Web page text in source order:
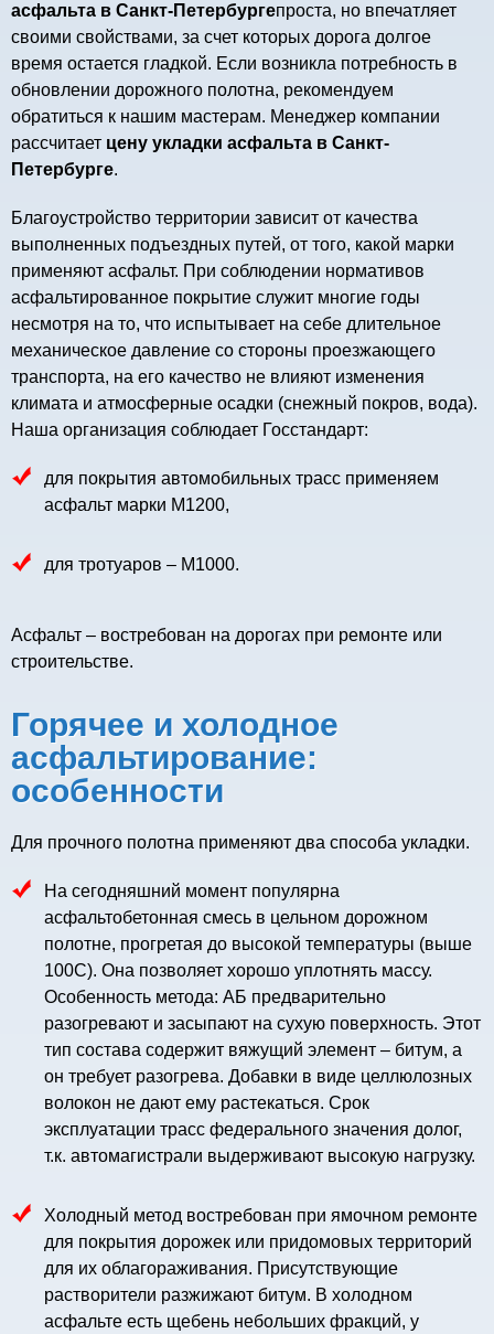
асфальта в Санкт-Петербургепроста, но впечатляет
своими свойствами, за счет которых дорога долгое
время остается гладкой. Если возникла потребность в
обновлении дорожного полотна, рекомендуем
обратиться к нашим мастерам. Менеджер компании
рассчитает цену укладки асфальта в Санкт-
Петербурге.
Благоустройство территории зависит от качества
выполненных подъездных путей, от того, какой марки
применяют асфальт. При соблюдении нормативов
асфальтированное покрытие служит многие годы
несмотря на то, что испытывает на себе длительное
механическое давление со стороны проезжающего
транспорта, на его качество не влияют изменения
климата и атмосферные осадки (снежный покров, вода).
Наша организация соблюдает Госстандарт:
для покрытия автомобильных трасс применяем
асфальт марки М1200,
для тротуаров – М1000.
Асфальт – востребован на дорогах при ремонте или
строительстве.
Горячее и холодное
асфальтирование:
особенности
Для прочного полотна применяют два способа укладки.
На сегодняшний момент популярна
асфальтобетонная смесь в цельном дорожном
полотне, прогретая до высокой температуры (выше
100С). Она позволяет хорошо уплотнять массу.
Особенность метода: АБ предварительно
разогревают и засыпают на сухую поверхность. Этот
тип состава содержит вяжущий элемент – битум, а
он требует разогрева. Добавки в виде целлюлозных
волокон не дают ему растекаться. Срок
эксплуатации трасс федерального значения долог,
т.к. автомагистрали выдерживают высокую нагрузку.
Холодный метод востребован при ямочном ремонте
для покрытия дорожек или придомовых территорий
для их облагораживания. Присутствующие
растворители разжижают битум. В холодном
асфальте есть щебень небольших фракций, у